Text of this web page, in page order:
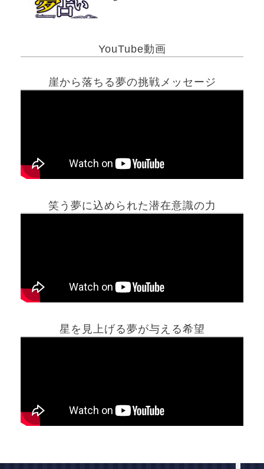
YouTube動画
崖から落ちる夢の挑戦メッセージ
笑う夢に込められた潜在意識の力
星を見上げる夢が与える希望
ホーム
最新記事動画